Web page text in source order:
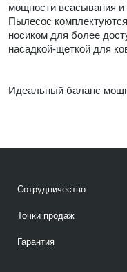
мощности всасывания
Пылесос
носиком для более
насадкой-щеткой для
Идеальный баланс
Сотрудничество
Точки продаж
Гарантия